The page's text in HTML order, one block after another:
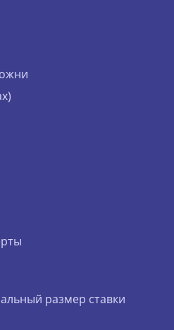
размер ставки